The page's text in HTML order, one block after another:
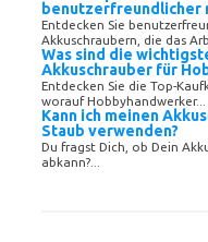
benutzerfreundlicher
Entdecken Sie
Akkuschraubern, die das
Was sind die
Akkuschrauber für
Entdecken Sie die Top-
worauf Hobbyhandwerker...
Kann ich meinen
Staub verwenden?
Du fragst Dich, ob Dein
abkann?...